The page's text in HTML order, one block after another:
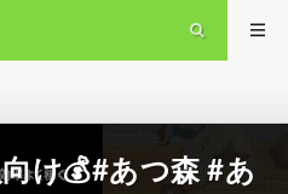
け💰#あつ森 #あ